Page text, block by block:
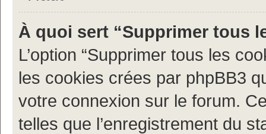
À quoi sert “Supprimer tous
L’option “Supprimer tous les
les cookies crées par phpBB3
votre connexion sur le forum.
telles que l’enregistrement du